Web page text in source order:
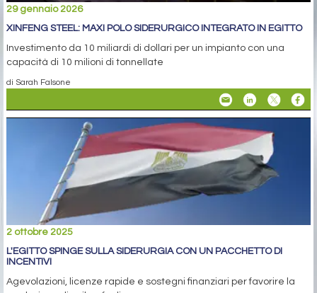
29 gennaio 2026
XINFENG STEEL: MAXI POLO SIDERURGICO INTEGRATO IN EGITTO
Investimento da 10 miliardi di dollari per un impianto con una
capacità di 10 milioni di tonnellate
di Sarah Falsone
2 ottobre 2025
L'EGITTO SPINGE SULLA SIDERURGIA CON UN PACCHETTO DI
INCENTIVI
Agevolazioni, licenze rapide e sostegni finanziari per favorire la